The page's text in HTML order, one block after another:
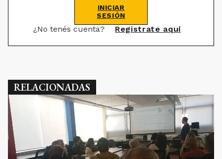
INICIAR
SESIÓN
¿No tenés cuenta? Registrate aquí
RELACIONADAS